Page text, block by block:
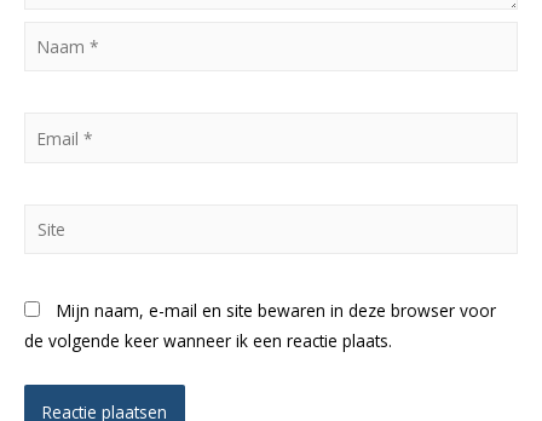
Naam
Mijn naam, e-mail en site bewaren in deze browser voor
de volgende keer wanneer ik een reactie plaats.